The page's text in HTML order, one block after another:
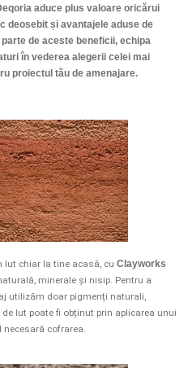
aduce plus valoare oricărui
deosebit și avantajele aduse de
de aceste beneficii, echipa
în vederea alegerii celei mai
proiectul tău de amenajare.
lut chiar la tine acasă, cu Clayworks
minerale și nisip. Pentru a
utilizăm doar pigmenți naturali,
lut poate fi obținut prin aplicarea unui
necesară cofrarea.